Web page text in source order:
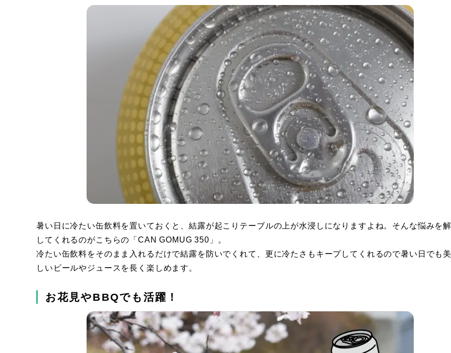
暑い日に冷たい缶飲料を置いておくと、結露が起こりテーブルの上が水浸しになりますよね。そんな悩みを
してくれるのがこちらの「CAN GOMUG 350」。
冷たい缶飲料をそのまま入れるだけで結露を防いでくれて、更に冷たさもキープしてくれるので暑い日でも
しいビールやジュースを長く楽しめます。
お花見やBBQでも活躍！